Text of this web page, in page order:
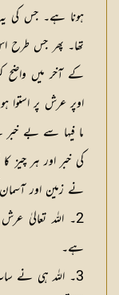
ہونا ہے۔ جس کی یہ
تھا۔ پھر جس
کے آخر میں واضح
اوپر عرش پر
ما فیہا سے بے
کی خبر اور ہر
نے زمین اور
2۔ اللہ
ہے۔
3۔ اللہ ہی نے سات آسمان بنائے وہی ہر چیز کو جاننے والا ہے۔